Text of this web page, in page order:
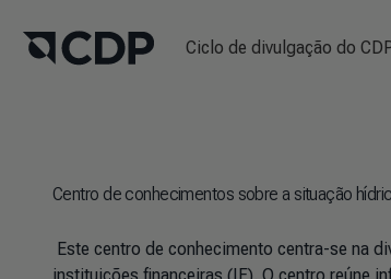
Ciclo de divulgação do
Centro de conhecimentos sobre a situação
Este centro de conhecimento centra-se na